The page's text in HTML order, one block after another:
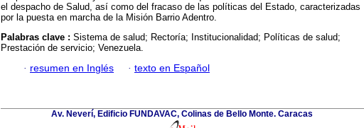
el despacho de Salud, así como del fracaso de las políticas del Estado, caracterizadas
por la puesta en marcha de la Misión Barrio Adentro.
Palabras clave : Sistema de salud; Rectoría; Institucionalidad; Políticas de salud;
Prestación de servicio; Venezuela.
· resumen en Inglés · texto en Español
Av. Neverí, Edificio FUNDAVAC, Colinas de Bello Monte. Caracas